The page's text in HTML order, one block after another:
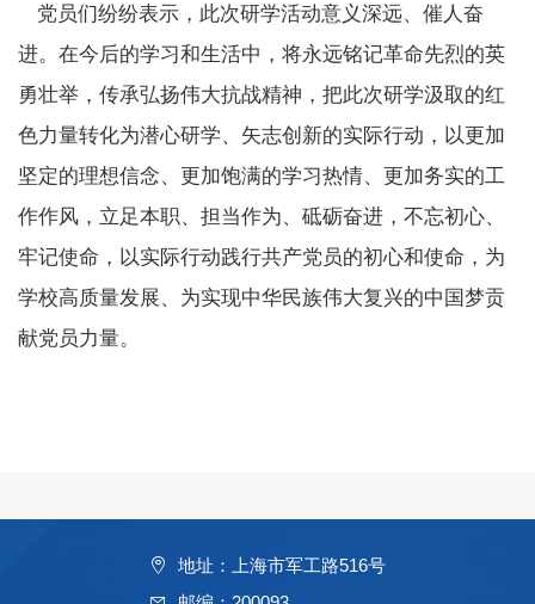
党员们纷纷表示，此次研学活动意义深远、催人奋
进。在今后的学习和生活中，将永远铭记革命先烈的英
勇壮举，传承弘扬伟大抗战精神，把此次研学汲取的红
色力量转化为潜心研学、矢志创新的实际行动，以更加
坚定的理想信念、更加饱满的学习热情、更加务实的工
作作风，立足本职、担当作为、砥砺奋进，不忘初心、
牢记使命，以实际行动践行共产党员的初心和使命，为
学校高质量发展、为实现中华民族伟大复兴的中国梦贡
献党员力量。
地址：上海市军工路516号